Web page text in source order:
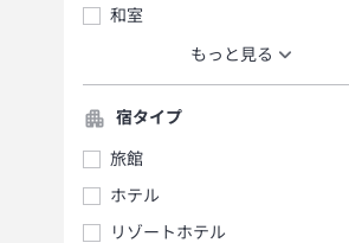
和室
もっと見る
宿タイプ
旅館
ホテル
リゾートホテル